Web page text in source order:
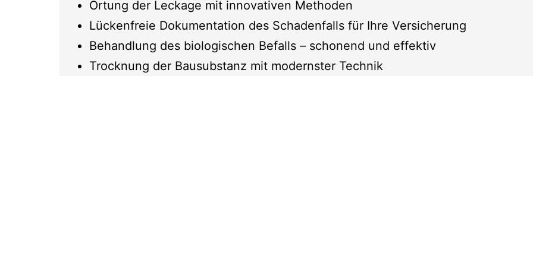
Ortung der Leckage mit innovativen Methoden
Lückenfreie Dokumentation des Schadenfalls für Ihre Versicherung
Behandlung des biologischen Befalls – schonend und effektiv
Trocknung der Bausubstanz mit modernster Technik